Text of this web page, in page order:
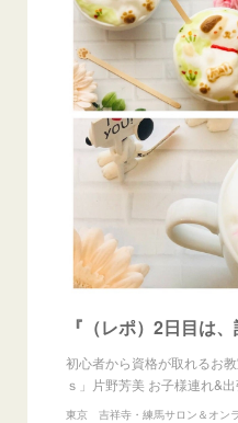
初心者から資格が取れ
ｓ」片野芳美 お子様連れ&